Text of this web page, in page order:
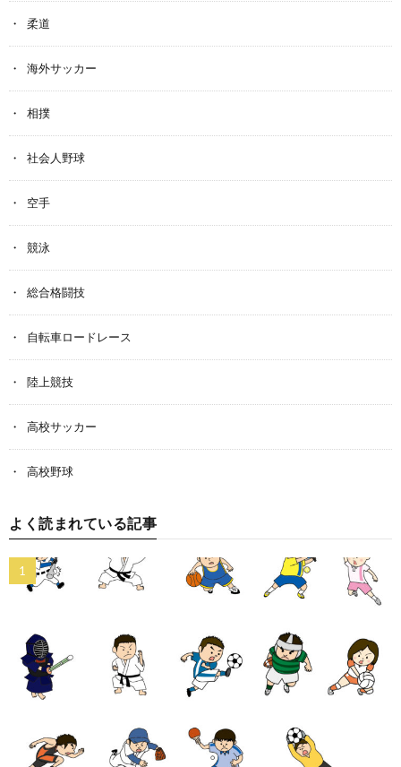
柔道
海外サッカー
相撲
社会人野球
空手
競泳
総合格闘技
自転車ロードレース
陸上競技
高校サッカー
高校野球
よく読まれている記事